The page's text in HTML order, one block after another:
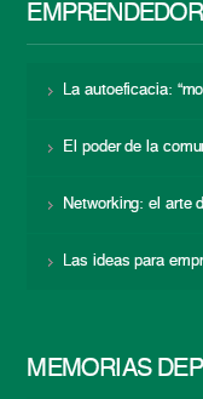
La autoeficacia:
El poder de la
Networking: el arte
Las ideas para
MEMORIAS